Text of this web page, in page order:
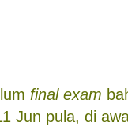
final exam
Jun pula, di